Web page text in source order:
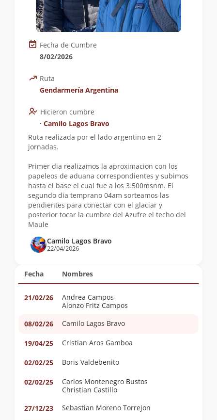
Fecha Nombres
21/02/26
Andrea Campos
Alonzo Fritz Campos
08/02/26
Camilo Lagos Bravo
19/04/25 Cristian Aros Gamboa
02/02/25 Boris Valdebenito
02/02/25
Carlos Montenegro Bustos
Christian Castillo
27/12/23
Sebastian Moreno Torrejon
Fecha de Cumbre
8/02/2026
Ruta
Gendarmería Argentina
Hicieron cumbre
∙ Camilo Lagos Bravo
Ruta realizada por el lado argentino en 2
jornadas.
Primer dia realizamos la aproximacion con los
papeleos de aduana correspondientes y subimos
hasta el base el cual fue a los 3.500msnm. El
segundo dia temprano 04am sorteamos las
pendientes para conectar con el glaciar y
posterior tocar la cumbre del Azufre el techo del
Maule
Camilo Lagos Bravo
22/04/2026